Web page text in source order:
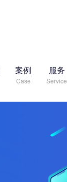
案例
Case
服务
Service